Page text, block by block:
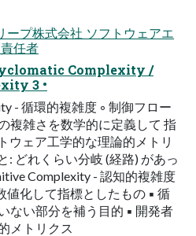
プ株式会社 ソフトウェアエ
任者
Complexity /
3 •
- 循環的複雑度 ◦ 制御フロー
複雑さを数学的に定義して 指
ウェア⼯学的な理論的メトリ
: どれくらい分岐 (経路) があっ
Complexity - 認知的複雑度
値化して指標としたもの ▪ 循
ない部分を補う⽬的 ▪ 開発者
メトリクス